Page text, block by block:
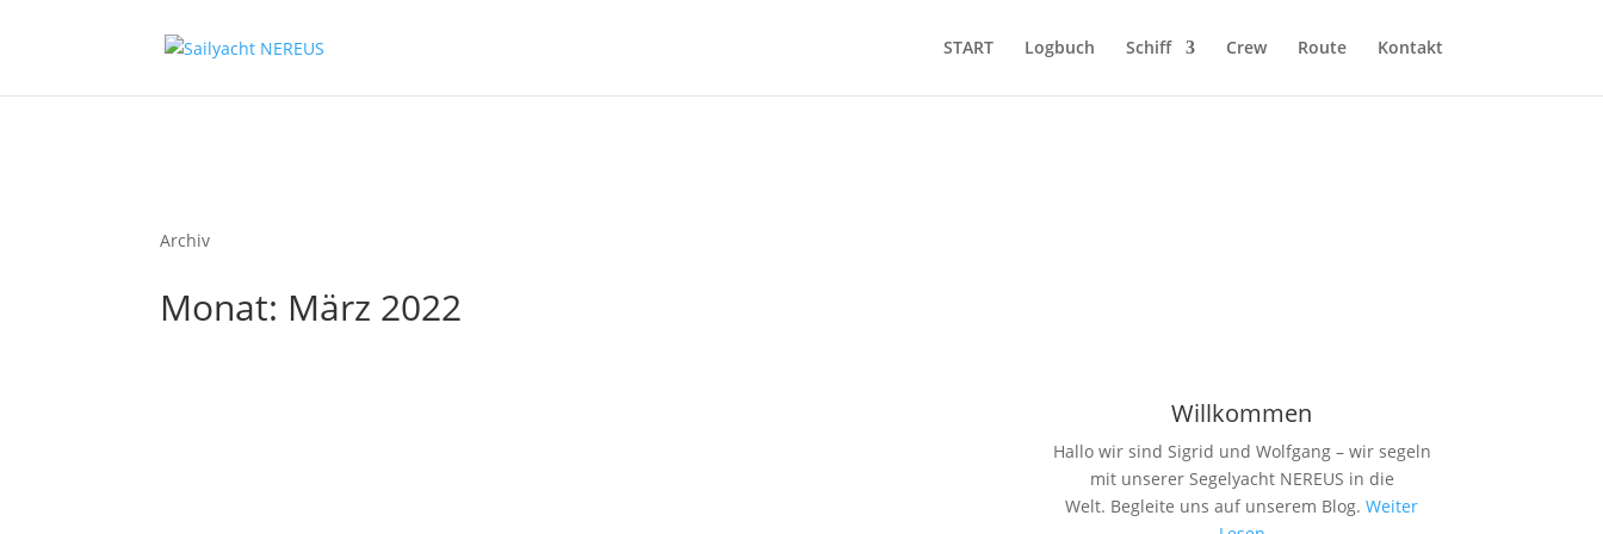
START Logbuch Schiff Crew Route Kontakt
Archiv
Monat: März 2022
Willkommen
Hallo wir sind Sigrid und Wolfgang – wir segeln
mit unserer Segelyacht NEREUS in die
Welt. Begleite uns auf unserem Blog.Weiter